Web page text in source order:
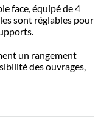
face, équipé de 4
sont réglables pour
un rangement
des ouvrages,